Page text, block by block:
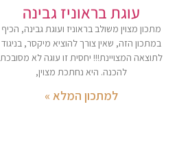
עוגת בראוניז גבינה
מתכון מצוין משולב בראוניז ועוגת גבינה, הכיף
במתכון הזה, שאין צורך להוציא מיקסר, בניגוד
לתוצאה המצויינת!!! יחסית זו עוגה לא מסובכת
להכנה. היא נחתכת מצוין,
למתכון המלא »